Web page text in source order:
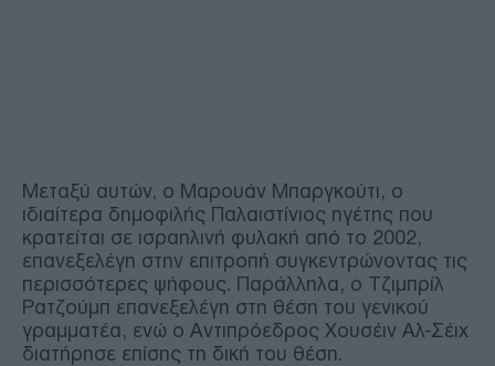
Μεταξύ αυτών, ο Μαρουάν Μπαργκούτι, ο
ιδιαίτερα δημοφιλής Παλαιστίνιος ηγέτης που
κρατείται σε ισραηλινή φυλακή από το 2002,
επανεξελέγη στην επιτροπή συγκεντρώνοντας τις
περισσότερες ψήφους. Παράλληλα, ο Τζιμπρίλ
Ρατζούμπ επανεξελέγη στη θέση του γενικού
γραμματέα, ενώ ο Αντιπρόεδρος Χουσέιν Αλ-Σέιχ
διατήρησε επίσης τη δική του θέση.